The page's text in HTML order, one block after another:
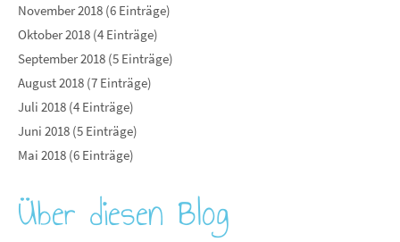
November 2018 (6 Einträge)
Oktober 2018 (4 Einträge)
September 2018 (5 Einträge)
August 2018 (7 Einträge)
Juli 2018 (4 Einträge)
Juni 2018 (5 Einträge)
Mai 2018 (6 Einträge)
Über diesen Blog